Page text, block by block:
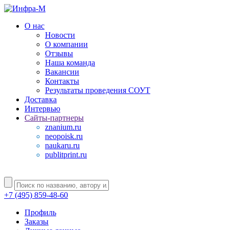
О нас
Новости
О компании
Отзывы
Наша команда
Вакансии
Контакты
Результаты проведения СОУТ
Доставка
Интервью
Сайты-партнеры
znanium.ru
neopoisk.ru
naukaru.ru
publitprint.ru
+7 (495) 859-48-60
Профиль
Заказы